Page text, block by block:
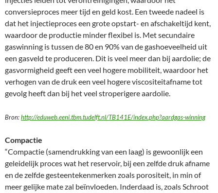
conversieproces meer tijd en geld kost. Een tweede nadeel is
dat het injectieproces een grote opstart- en afschakeltijd kent,
waardoor de productie minder flexibel is. Met secundaire
gaswinning is tussen de 80 en 90% van de gashoeveelheid uit
een gasveld te produceren. Dit is veel meer dan bij aardolie; de
gasvormigheid geeft een veel hogere mobiliteit, waardoor het
verhogen van de druk een veel hogere viscositeitafname tot
gevolg heeft dan bij het veel stroperigere aardolie.
Bron:http://eduweb.eeni.tbm.tudelft.nl/TB141E/index.php?aardgas-winning
Compactie
“Compactie (samendrukking van een laag) is gewoonlijk een
geleidelijk proces wat het reservoir, bij een zelfde druk afname
en de zelfde gesteentekenmerken zoals porositeit, in min of
meer gelijke mate zal beïnvloeden. Inderdaad is, zoals Schroot